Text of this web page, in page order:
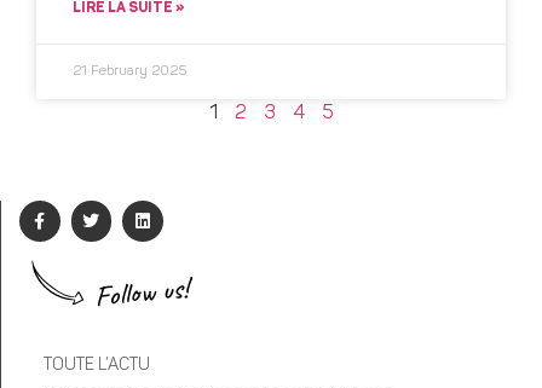
LIRE LA SUITE »
21 February 2025
1 2 3 4 5
Follow us!
TOUTE L’ACTU